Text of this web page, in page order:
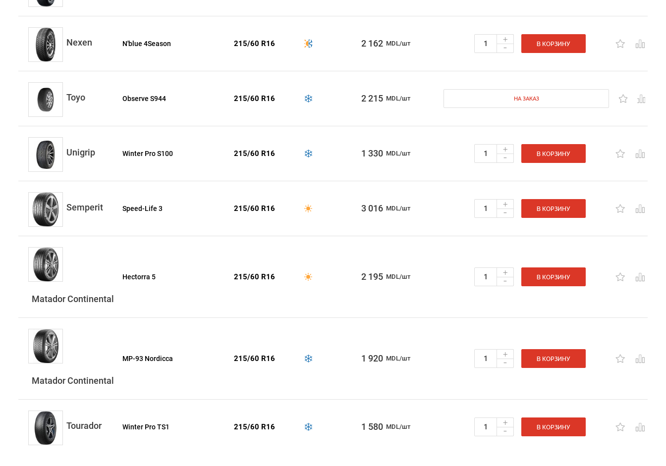
Nexen N'blue 4Season 215/60 R16 2 162 MDL/шт +
- В КОРЗИНУ
Toyo Observe S944 215/60 R16 2 215 MDL/шт НА ЗАКАЗ
Unigrip Winter Pro S100 215/60 R16 1 330 MDL/шт +
- В КОРЗИНУ
Semperit Speed-Life 3 215/60 R16 3 016 MDL/шт +
- В КОРЗИНУ
Matador Continental
Hectorra 5 215/60 R16 2 195 MDL/шт +
- В КОРЗИНУ
Matador Continental
MP-93 Nordicca 215/60 R16 1 920 MDL/шт +
- В КОРЗИНУ
Tourador Winter Pro TS1 215/60 R16 1 580 MDL/шт +
- В КОРЗИНУ